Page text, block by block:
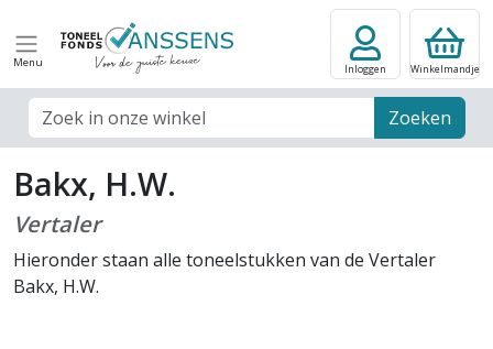
Menu
Zoek veld Zoeken
Inloggen Winkelmandje
Bakx, H.W.
Vertaler
Hieronder staan alle toneelstukken van de Vertaler
Bakx, H.W.